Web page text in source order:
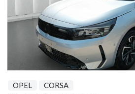
OPEL CORSA